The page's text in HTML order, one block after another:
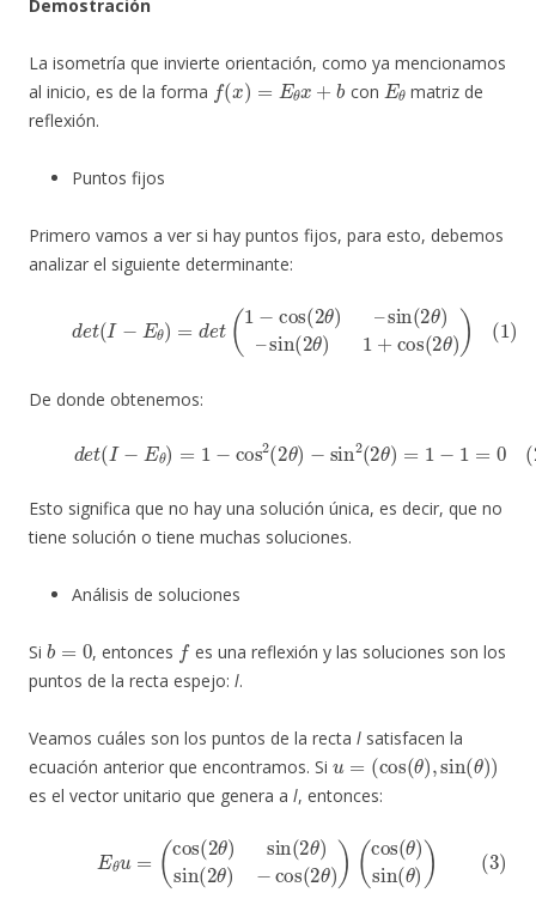
Demostración
La isometría que invierte orientación, como ya mencionamos
al inicio, es de la forma
f(x)=Eθx+b
con
Eθ
matriz de
reflexión.
Puntos fijos
Primero vamos a ver si hay puntos fijos, para esto, debemos
analizar el siguiente determinante:
de −cos(2θ sin(2θ)–
2θ +cos(2θ
De donde obtenemos:
(2) et( I− ) cos2(2 sin2(2θ 1 =
Esto significa que no hay una solución única, es decir, que no
tiene solución o tiene muchas soluciones.
Análisis de soluciones
Si
b
, entonces
f
es una reflexión y las soluciones son los
puntos de la recta espejo: l.
Veamos cuáles son los puntos de la recta l satisfacen la
ecuación anterior que encontramos. Si
u=( cos(θ),sin(θ ) )
es el vector unitario que genera a l, entonces:
θ)sin(2θ) (2θ)−cos θ))(cos(θ